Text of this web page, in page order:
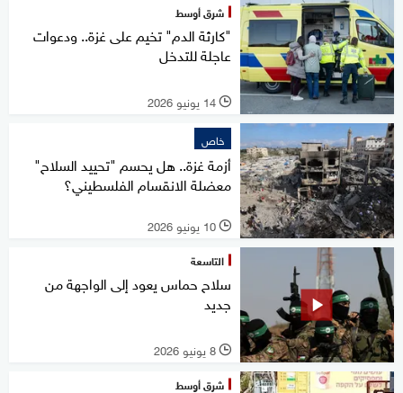
شرق أوسط
"كارثة الدم" تخيم على غزة.. ودعوات
عاجلة للتدخل
l 14 يونيو 2026
خاص
أزمة غزة.. هل يحسم "تحييد السلاح"
معضلة الانقسام الفلسطيني؟
l 10 يونيو 2026
التاسعة
سلاح حماس يعود إلى الواجهة من
جديد
l 8 يونيو 2026
شرق أوسط